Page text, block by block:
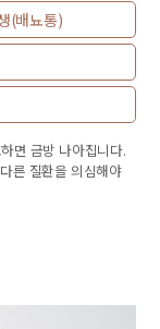
(배뇨통)
면 금방 나아집니다.
른 질환을 의심해야